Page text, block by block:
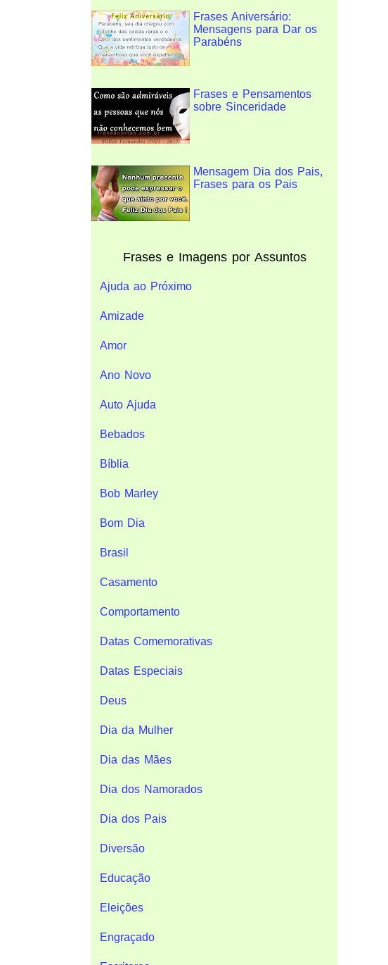
Frases Aniversário:
Mensagens para Dar os
Parabéns
Frases e Pensamentos
sobre Sinceridade
Mensagem Dia dos Pais,
Frases para os Pais
Frases e Imagens por Assuntos
Ajuda ao Próximo
Amizade
Amor
Ano Novo
Auto Ajuda
Bebados
Bíblia
Bob Marley
Bom Dia
Brasil
Casamento
Comportamento
Datas Comemorativas
Datas Especiais
Deus
Dia da Mulher
Dia das Mães
Dia dos Namorados
Dia dos Pais
Diversão
Educação
Eleições
Engraçado